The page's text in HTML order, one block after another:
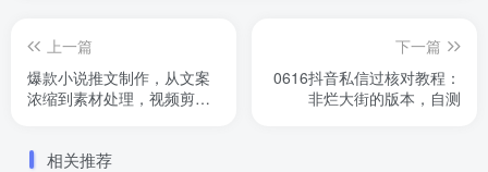
上一篇
爆款小说推文制作，从文案
浓缩到素材处理，视频剪辑
下一篇
0616抖音私信过核对教程：
非烂大街的版本，自测
相关推荐